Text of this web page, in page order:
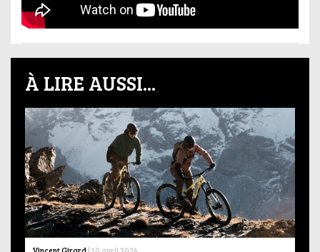
À LIRE AUSSI...